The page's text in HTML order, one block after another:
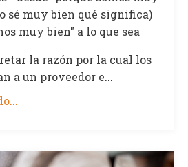
sé muy bien qué significa)
muy bien" a lo que sea
la razón por la cual los
a un proveedor e...